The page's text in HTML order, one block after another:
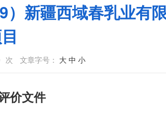
）新疆西域春乳业有
次 文章字号： 大 中 小
价文件